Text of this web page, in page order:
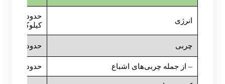
انرژی
کیلوکالری
چربی حدود ۰/۲–۰/۵ گرم
– از جمله چربی‌های اشباع حدود ۰/۱ گرم